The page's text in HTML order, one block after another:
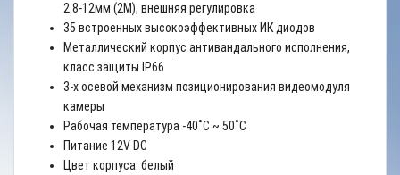
2.8-12мм (2М), внешняя регулировка
35 встроенных высокоэффективных ИК диодов
Металлический корпус антивандального исполнения,
класс защиты IP66
3-х осевой механизм позиционирования видеомодуля
камеры
Рабочая температура -40˚C ~ 50˚C
Питание 12V DC
Цвет корпуса: белый